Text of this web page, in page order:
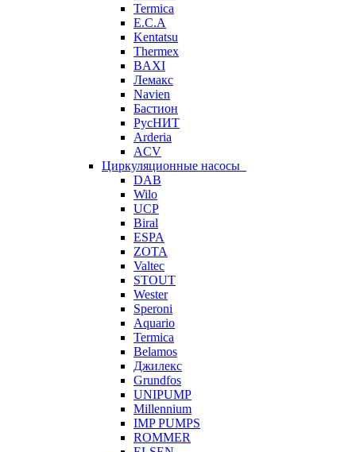
Termica
E.C.A
Kentatsu
Thermex
BAXI
Лемакс
Navien
Бастион
РусНИТ
Arderia
ACV
Циркуляционные насосы
DAB
Wilo
UCP
Biral
ESPA
ZOTA
Valtec
STOUT
Wester
Speroni
Aquario
Termica
Belamos
Джилекс
Grundfos
UNIPUMP
Millennium
IMP PUMPS
ROMMER